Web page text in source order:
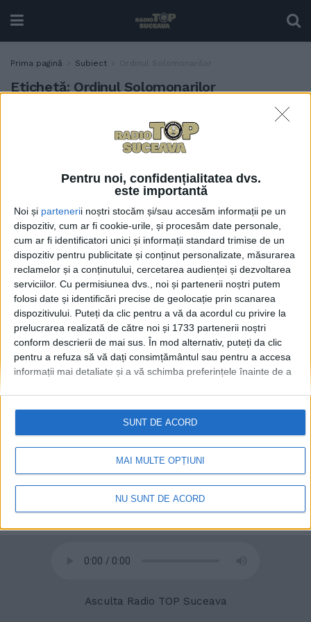
Pentru noi, confidențialitatea dvs.
este importantă
Noi și partenerii noștri stocăm și/sau accesăm informații pe un
dispozitiv, cum ar fi cookie-urile, și procesăm date personale,
cum ar fi identificatori unici și informații standard trimise de un
dispozitiv pentru publicitate și conținut personalizate, măsurarea
reclamelor și a conținutului, cercetarea audienței și dezvoltarea
serviciilor. Cu permisiunea dvs., noi și partenerii noștri putem
folosi date și identificări precise de geolocație prin scanarea
dispozitivului. Puteți da clic pentru a vă da acordul cu privire la
prelucrarea realizată de către noi și 1733 partenerii noștri
conform descrierii de mai sus. În mod alternativ, puteți da clic
pentru a refuza să vă dați consimțământul sau pentru a accesa
informații mai detaliate și a vă schimba preferințele înainte de a
retrageți consimțământul în orice moment, revenind la acest site
și făcând clic pe butonul "Confidențialitate" din partea de jos a
paginii web.
MAI MULTE OPȚIUNI
NU SUNT DE ACORD
SUNT DE ACORD
Prima pagină Subiect Ordinul Solomonarilor
Etichetă: Ordinul Solomonarilor
Festivalul Medieval, online
și în 2021
23 MARTIE, 2021
© 2020 Radio TOP Suceava 104 FM
Asculta Radio TOP Suceava